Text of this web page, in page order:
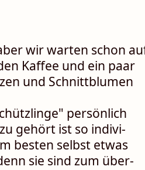
wir warten schon
Kaffee und ein paar
und Schnitt­blumen
per­sön­lich
ge­hört ist so indi­vi­
besten selbst etwas
sie sind zum über­